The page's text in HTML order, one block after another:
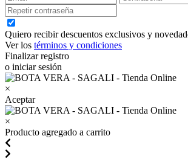
Quiero recibir descuentos exclusivos y
Ver los términos y condiciones
Finalizar registro
o iniciar sesión
×
Aceptar
×
Producto agregado a carrito